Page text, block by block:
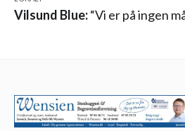
Vilsund Blue:“Vi er på ingen